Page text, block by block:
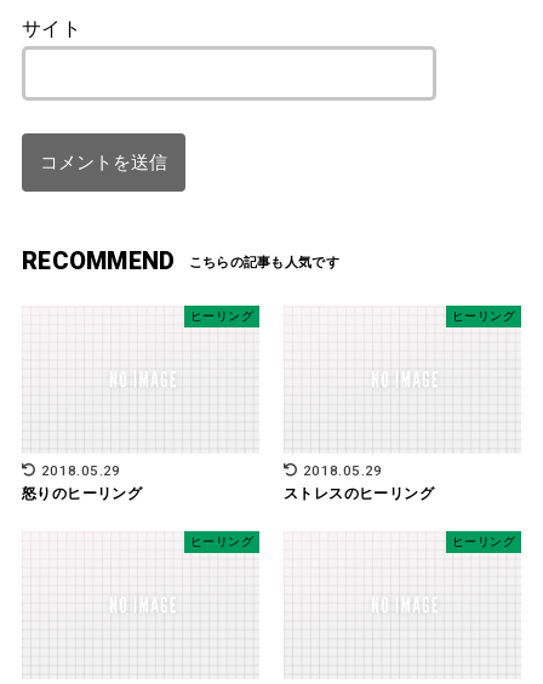
サイト
RECOMMEND
ヒーリング
2018.05.29
怒りのヒーリング
ヒーリング
2018.05.29
ストレスのヒーリング
ヒーリング ヒーリング